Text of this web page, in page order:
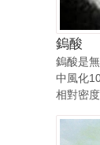
鎢酸
鎢酸是
中風化
相對密